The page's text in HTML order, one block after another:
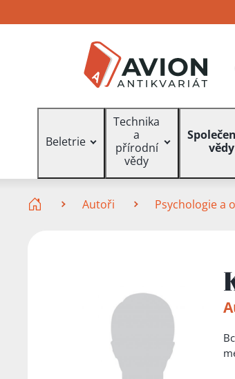
na
na
na
Vyhledávání
Beletrie
Technika
a
přírodní
vědy
vědy
Autoři Psychologie a